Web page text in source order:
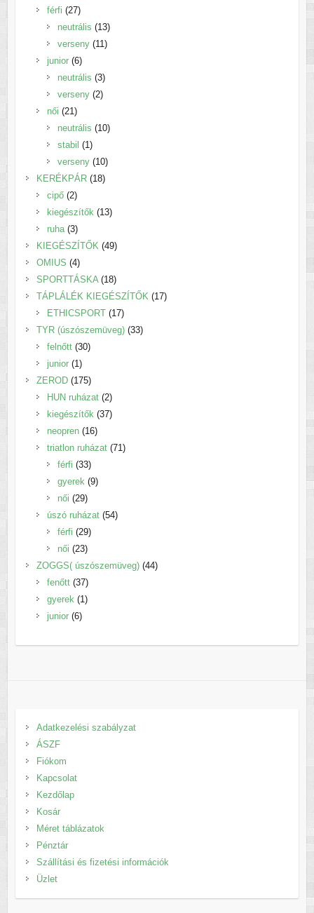
férfi 2727
termék
neutrális 1313
termék
verseny 11 11
junior 66
termék
neutrális 33
termék
verseny 22
női 21 21
termék
neutrális 1010
stabil 1 1
termék
verseny 1010
termék
KERÉKPÁR 1818
cipő 22
termék
kiegészítők 1313
ruha 33
termék
KIEGÉSZÍTŐK 4949
OMIUS 44
termék
SPORTTÁSKA 1818
termék
TÁPLÁLÉK KIEGÉSZÍTŐK 1717
ETHICSPORT 1717
termék
TYR (úszószemüveg) 3333
felnőtt 3030
junior 1 1
termék
ZEROD 175175
termék
HUN ruházat 22
termék
kiegészítők 3737
neopren 1616
termék
triatlon ruházat 71 71
férfi 3333
termék
gyerek 99
női 2929
termék
úszó ruházat 5454
férfi 2929
termék
női 2323
termék
ZOGGS( úszószemüveg) 4444
fenőtt 3737
termék
gyerek 1 1
junior 66
Adatkezelési szabályzat
ÁSZF
Fiókom
Kapcsolat
Kezdőlap
Kosár
Méret táblázatok
Pénztár
Szállítási és fizetési információk
Üzlet